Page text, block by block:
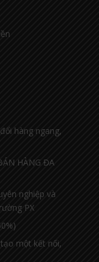
hàng ngang,
HÀNG ĐA
nghiệp và
PX
một kết nối,